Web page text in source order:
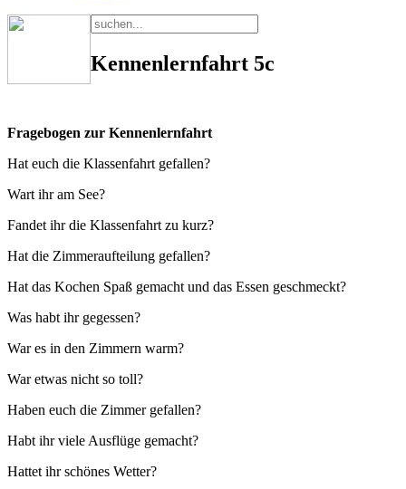
Kennenlernfahrt 5c
Fragebogen zur Kennenlernfahrt
Hat euch die Klassenfahrt gefallen?
Wart ihr am See?
Fandet ihr die Klassenfahrt zu kurz?
Hat die Zimmeraufteilung gefallen?
Hat das Kochen Spaß gemacht und das Essen geschmeckt?
Was habt ihr gegessen?
War es in den Zimmern warm?
War etwas nicht so toll?
Haben euch die Zimmer gefallen?
Habt ihr viele Ausflüge gemacht?
Hattet ihr schönes Wetter?